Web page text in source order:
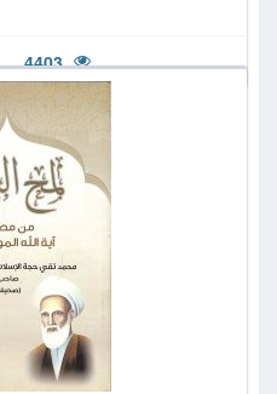
4403